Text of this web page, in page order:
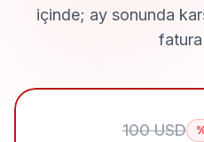
içinde; ay sonunda
100 USD